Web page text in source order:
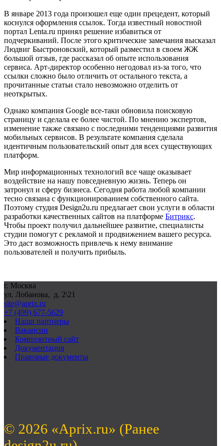
В январе 2013 года произошел еще один прецедент, который
коснулся оформления ссылок. Тогда известный новостной
портал Lenta.ru принял решение избавиться от
подчеркиваний. После этого критические замечания высказал
Людвиг Быстроновский, который разместил в своем ЖЖ
большой отзыв, где рассказал об опыте использования
сервиса. Арт-директор особенно негодовал из-за того, что
ссылки сложно было отличить от остального текста, а
прочитанные статьи стало невозможно отделить от
неоткрытых.
Однако компания Google все-таки обновила поисковую
страницу и сделала ее более чистой. По мнению экспертов,
изменение также связано с последними тенденциями развития
мобильных сервисов. В результате компания сделала
идентичным пользовательский опыт для всех существующих
платформ.
Мир информационных технологий все чаще оказывает
воздействие на нашу повседневную жизнь. Теперь он
затронул и сферу бизнеса. Сегодня работа любой компании
тесно связана с функционированием собственного сайта.
Поэтому студия Design2u.ru предлагает свои услуги в области
разработки качественных сайтов на платформе Битрикс.
Чтобы проект получил дальнейшее развитие, специалисты
студии помогут с рекламой и продвижением вашего ресурса.
Это даст возможность привлечь к нему внимание
пользователей и получить прибыль.
г. Москва
ул. Лобанова, д. 2\21
site@aprix.ru
+7 (499) 677-5629
Наши партнеры
Вакансии
Композитный сайт
Документация
Правовые документы
© 2026 «Aprix.ru» (Ранее